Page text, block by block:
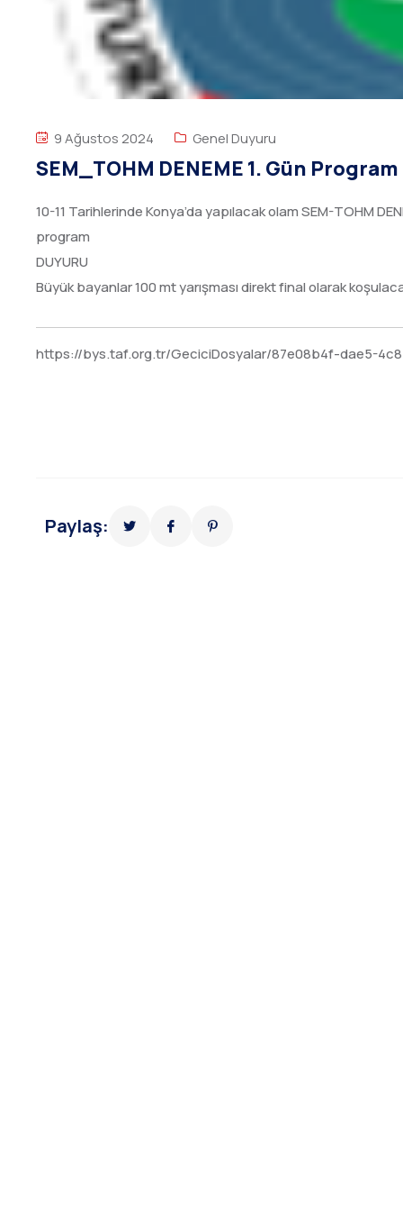
9 Ağustos 2024 Genel Duyuru
SEM_TOHM DENEME 1. Gün Program
10-11 Tarihlerinde Konya’da yapılacak olam SEM-TOHM
program
DUYURU
Büyük bayanlar 100 mt yarışması direkt final olarak
https://bys.taf.org.tr/GeciciDosyalar/87e08b4f-dae5-
Paylaş: